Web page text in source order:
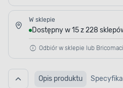
W sklepie
Dostępny w 15 z 228
Odbiór w sklepie lub
Opis produktu